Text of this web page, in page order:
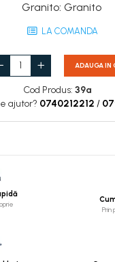
Granito: Granito
LA COMANDA
ADAUGA IN
Cod Produs: 39a
ajutor? 0740212212 /
Prin